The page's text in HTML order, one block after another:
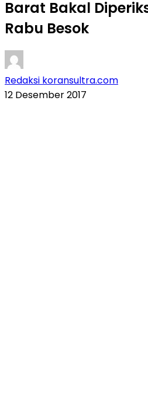
Barat Bakal
Rabu Besok
Redaksi koransultra.com
12 Desember 2017